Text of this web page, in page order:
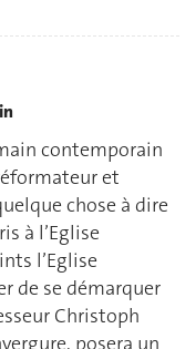
contemporain
et
chose à dire
à l’Eglise
l’Eglise
de se démarquer
Christoph